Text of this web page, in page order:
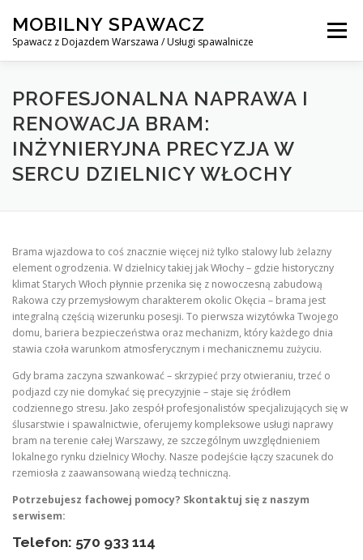
content
MOBILNY SPAWACZ
Spawacz z Dojazdem Warszawa / Usługi spawalnicze
Menu
MOBILNY SPAWACZ WARSZAWA BLOG O NAS
KONTAKT
PROFESJONALNA NAPRAWA I
RENOWACJA BRAM:
INŻYNIERYJNA PRECYZJA W
SERCU DZIELNICY WŁOCHY
Brama wjazdowa to coś znacznie więcej niż tylko stalowy lub żelazny
element ogrodzenia. W dzielnicy takiej jak Włochy – gdzie historyczny
klimat Starych Włoch płynnie przenika się z nowoczesną zabudową
Rakowa czy przemysłowym charakterem okolic Okęcia – brama jest
integralną częścią wizerunku posesji. To pierwsza wizytówka Twojego
domu, bariera bezpieczeństwa oraz mechanizm, który każdego dnia
stawia czoła warunkom atmosferycznym i mechanicznemu zużyciu.
Gdy brama zaczyna szwankować – skrzypieć przy otwieraniu, trzeć o
podjazd czy nie domykać się precyzyjnie – staje się źródłem
codziennego stresu. Jako zespół profesjonalistów specjalizujących się w
ślusarstwie i spawalnictwie, oferujemy kompleksowe usługi naprawy
bram na terenie całej Warszawy, ze szczególnym uwzględnieniem
lokalnego rynku dzielnicy Włochy. Nasze podejście łączy szacunek do
rzemiosła z zaawansowaną wiedzą techniczną.
Potrzebujesz fachowej pomocy? Skontaktuj się z naszym
serwisem:
Telefon: 570 933 114